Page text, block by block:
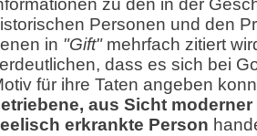
zu den in der
Personen und den
in "Gift"mehrfach zitiert
dass es sich bei
für ihre Taten angeben
aus Sicht
erkrankte Person